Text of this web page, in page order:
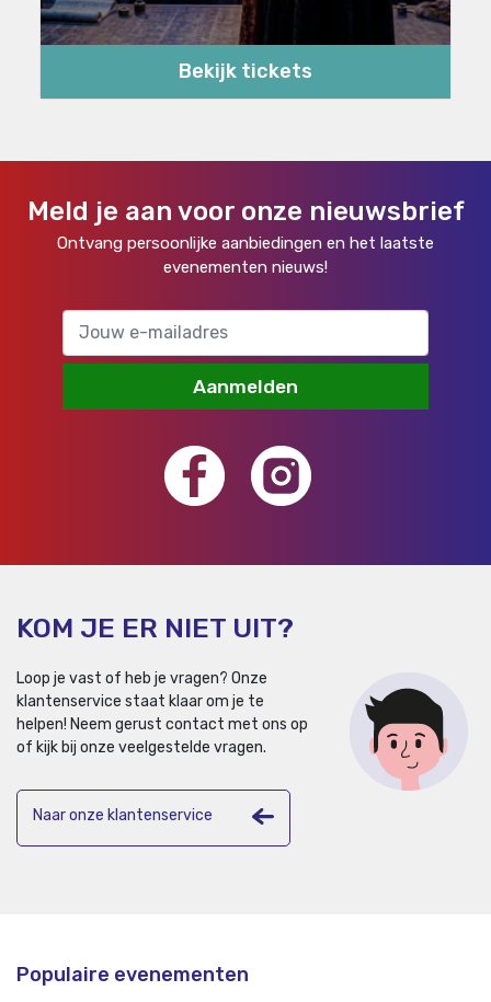
Bekijk tickets
Meld je aan voor onze nieuwsbrief
Ontvang persoonlijke aanbiedingen en het laatste
evenementen nieuws!
Aanmelden
KOM JE ER NIET UIT?
Loop je vast of heb je vragen? Onze
klantenservice staat klaar om je te
helpen! Neem gerust contact met ons op
of kijk bij onze veelgestelde vragen.
Naar onze klantenservice
Populaire evenementen